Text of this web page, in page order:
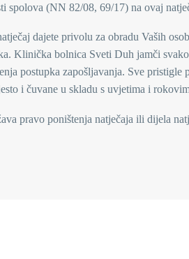
spolova (NN 82/08, 69/17) na ovaj
dajete privolu za obradu Vaših
Klinička bolnica Sveti Duh jamči
postupka zapošljavanja. Sve pristigle
i čuvane u skladu s uvjetima i
pravo poništenja natječaja ili dijela